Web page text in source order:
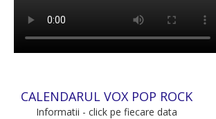
CALENDARUL VOX POP ROCK
Informatii - click pe fiecare data